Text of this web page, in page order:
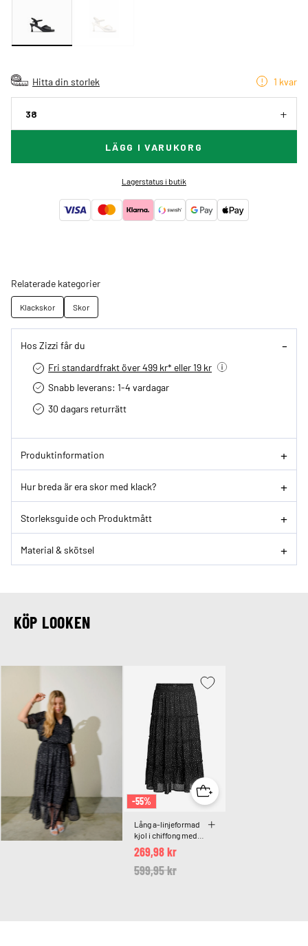
Hitta din storlek 1 kvar
38
LÄGG I VARUKORG
Lagerstatus i butik
Relaterade kategorier
Klackskor Skor
Hos Zizzi får du
Fri standardfrakt över 499 kr* eller 19 kr
Snabb leverans: 1-4 vardagar
30 dagars returrätt­
Produktinformation
Hur breda är era skor med klack?
Storleksguide och Produktmått
Material & skötsel
KÖP LOOKEN
-55%
Lång a-linjeformad
kjol i chiffong med
prickar
Price reduced from
599,95 kr
269,98 kr